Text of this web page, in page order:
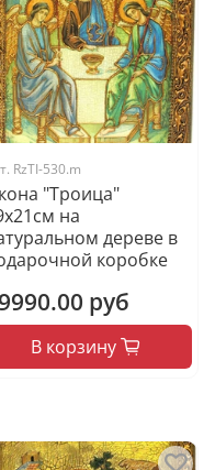
RzTI-530.m
"Троица"
на
дереве в
коробке
руб
В корзину